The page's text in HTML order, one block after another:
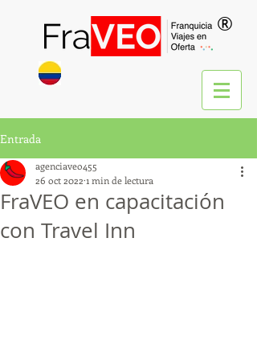
®
Entrada
FraVEO en capacitación
con Travel Inn
agenciaveo455
26 oct 2022 1 min de lectura